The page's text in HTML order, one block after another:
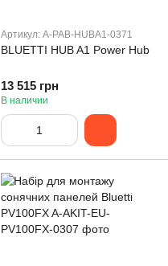
Артикул: A-PAB-HUBA1-0371
BLUETTI HUB A1 Power Hub
13 515 грн
В наличии